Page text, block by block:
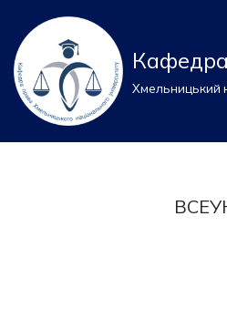
Перейти
до
вмісту
Хмельницький